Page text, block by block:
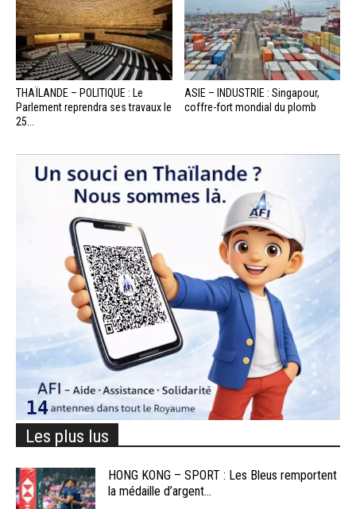
THAÏLANDE – POLITIQUE : Le
Parlement reprendra ses travaux le
25...
ASIE – INDUSTRIE : Singapour,
coffre-fort mondial du plomb
Les plus lus
HONG KONG – SPORT : Les Bleus remportent
la médaille d’argent...